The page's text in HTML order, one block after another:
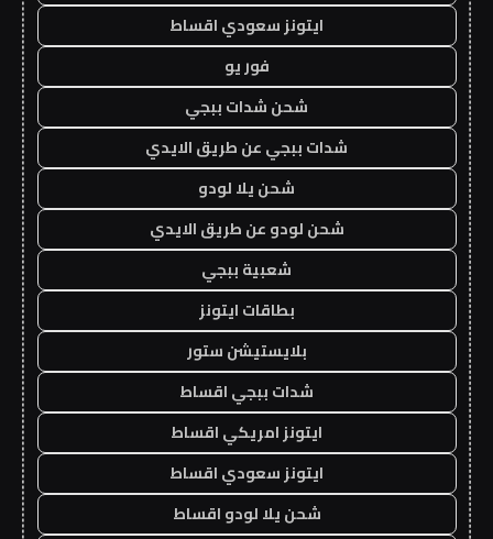
ايتونز سعودي اقساط
فور يو
شحن شدات ببجي
شدات ببجي عن طريق الايدي
شحن يلا لودو
شحن لودو عن طريق الايدي
شعبية ببجي
بطاقات ايتونز
بلايستيشن ستور
شدات ببجي اقساط
ايتونز امريكي اقساط
ايتونز سعودي اقساط
شحن يلا لودو اقساط